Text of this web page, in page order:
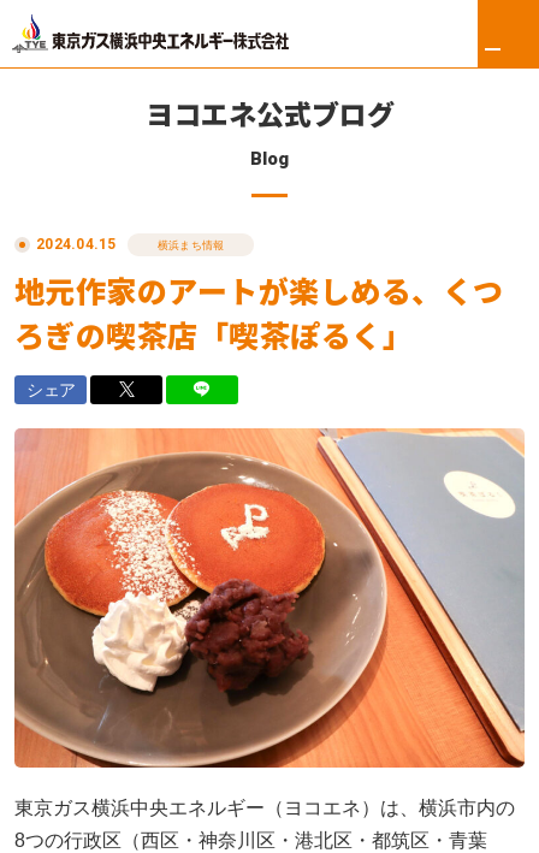
リフォーム
東京ガス修理サービス
法人のお客さま
会社案内
採用情報
ヨコエネ公式ブログ
店舗・事業所案内
お問い合わせ
ヨコエネ公式ブログ
Blog
2024.04.15 横浜まち情報
地元作家のアートが楽しめる、くつ
ろぎの喫茶店「喫茶ぽるく」
シェア
東京ガス横浜中央エネルギー（ヨコエネ）は、横浜市内の
8つの行政区（西区・神奈川区・港北区・都筑区・青葉